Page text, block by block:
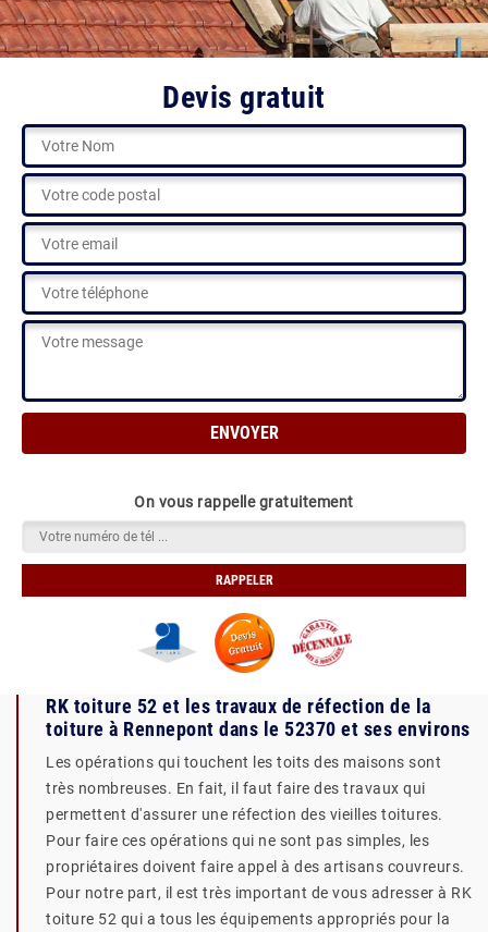
Devis gratuit
On vous rappelle gratuitement
RK toiture 52 et les travaux de réfection de la
toiture à Rennepont dans le 52370 et ses environs
Les opérations qui touchent les toits des maisons sont
très nombreuses. En fait, il faut faire des travaux qui
permettent d'assurer une réfection des vieilles toitures.
Pour faire ces opérations qui ne sont pas simples, les
propriétaires doivent faire appel à des artisans couvreurs.
Pour notre part, il est très important de vous adresser à RK
toiture 52 qui a tous les équipements appropriés pour la